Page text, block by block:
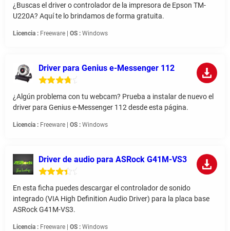
¿Buscas el driver o controlador de la impresora de Epson TM-
U220A? Aquí te lo brindamos de forma gratuita.
Licencia : Freeware | OS : Windows
Driver para Genius e-Messenger 112
¿Algún problema con tu webcam? Prueba a instalar de nuevo el
driver para Genius e-Messenger 112 desde esta página.
Licencia : Freeware | OS : Windows
Driver de audio para ASRock G41M-VS3
En esta ficha puedes descargar el controlador de sonido
integrado (VIA High Definition Audio Driver) para la placa base
ASRock G41M-VS3.
Licencia : Freeware | OS : Windows